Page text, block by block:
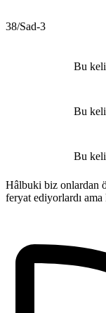
38/Sad-3
Bu
Bu
Bu
Hâlbuki biz onlardan
feryat ediyorlardı